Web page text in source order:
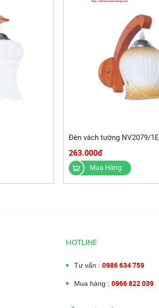
Đèn vách tường NV2079/1E
263.000đ
Mua Hàng
HOTLINE
Tư vấn : 0986 634 759
Mua hàng : 0966 822 039